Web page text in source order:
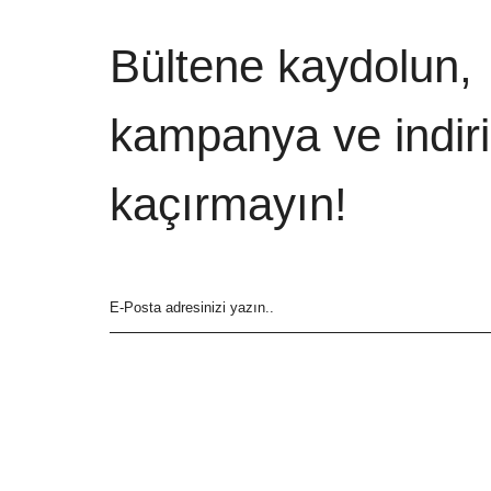
Bültene kaydolun,
kampanya ve
kaçırmayın!